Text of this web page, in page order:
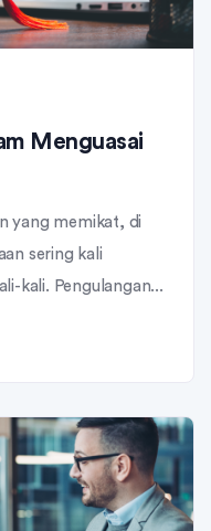
Menguasai
yang memikat, di
sering kali
kali. Pengulangan...